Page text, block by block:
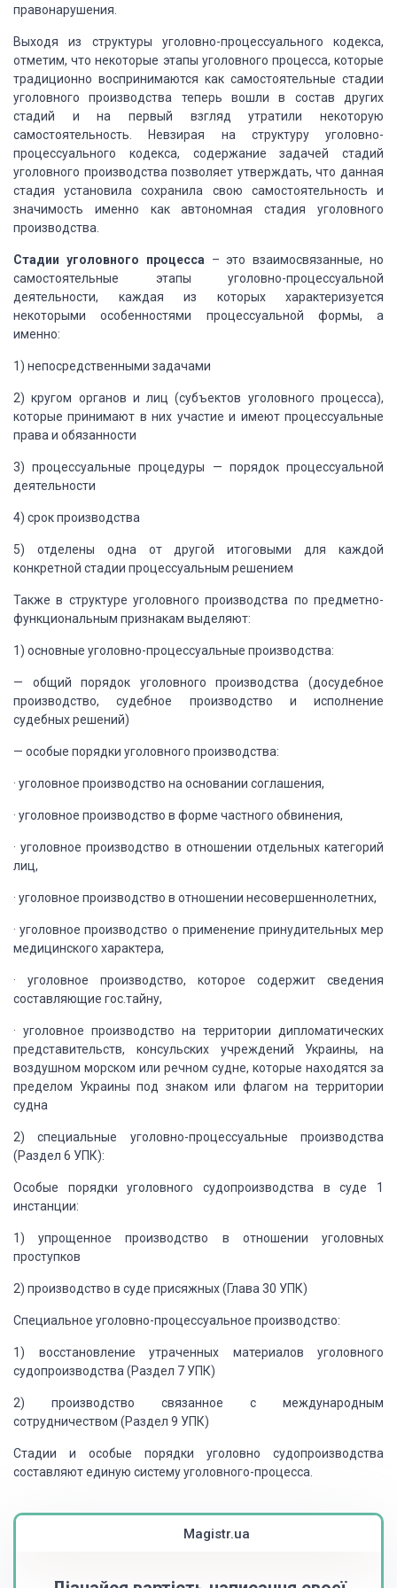
правонарушения.
Выходя из структуры уголовно-процессуального кодекса,
отметим, что некоторые этапы уголовного процесса, которые
традиционно воспринимаются как самостоятельные стадии
уголовного производства теперь вошли в состав других
стадий и на первый взгляд утратили некоторую
самостоятельность.
Невзирая на структуру уголовно-
процессуального кодекса, содержание задачей стадий
уголовного производства позволяет утверждать, что данная
стадия установила сохранила свою самостоятельность и
значимость именно как автономная стадия уголовного
производства.
Стадии уголовного процесса – это взаимосвязанные, но
самостоятельные этапы уголовно-процессуальной
деятельности, каждая из которых характеризуется
некоторыми особенностями процессуальной формы, а
именно:
1) непосредственными задачами
2)кругом органов и лиц (субъектов уголовного процесса),
которые принимают в них участие и имеют процессуальные
права и обязанности
3)процессуальные процедуры — порядокпроцессуальной
деятельности
4) срок производства
5) отделены одна от другой итоговыми для каждой
конкретной стадии процессуальным решением
Также в структуре уголовного производства по предметно-
функциональным признакам выделяют:
1) основные уголовно-процессуальные производства:
— общий порядок уголовного производства (досудебное
производство, судебное производство и исполнение
судебных решений)
— особые порядки уголовного производства:
· уголовное производство на основании соглашения,
· уголовное производство в форме частного обвинения,
·уголовное производство в отношении отдельных категорий
лиц,
· уголовное производство в отношении несовершеннолетних,
·уголовное производство о применение принудительных мер
медицинского характера,
· уголовное производство, которое содержит сведения
составляющие гос.тайну,
· уголовное производство на территории дипломатических
представительств, консульских учреждений Украины, на
воздушном морском или речном судне, которые находятся за
пределом Украины под знаком или флагом на территории
судна
2)специальные уголовно-процессуальные производства
(Раздел 6 УПК):
Особые порядки уголовного судопроизводства в суде 1
инстанции:
1)упрощенное производство в отношении уголовных
проступков
2) производство в суде присяжных(Глава 30 УПК)
Специальное уголовно-процессуальное производство:
1) восстановление утраченных материалов уголовного
судопроизводства (Раздел 7 УПК)
2) производство связанное с международным
сотрудничеством (Раздел 9 УПК)
Стадии и особые порядки уголовно судопроизводства
составляют единую систему уголовного-процесса.
Magistr.ua